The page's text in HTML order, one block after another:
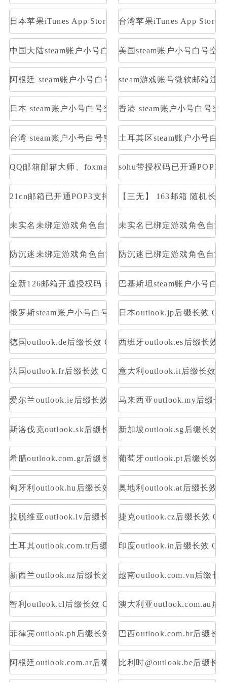
日本苹果iTunes App Store礼品卡1000日元
台湾苹果iTunes App Store
中国大陆steam账户小号白号空号方舟美国steam账户小号白号空
阿根廷 steam账户小号白号空号方舟steam游戏账号微软邮箱注
日本 steam账户小号白号空号方舟香港 steam账户小号白号空
台湾 steam账户小号白号空号方舟土耳其区steam账户小号白
QQ邮箱邮箱大师、foxmail等登陆,不是网页登陆，是授
sohu带授权码已开通POP3
21cn邮箱已开通POP3支持邮箱大师直登/支持网页登/
【三无】 163邮箱 随机长
未实名未绑定游戏角色自测部分存在角色未实名已绑定游戏角色自测
防沉迷未绑定游戏角色自测部分存在角色防沉迷已绑定游戏角色自测
全新126邮箱开通授权码 已开通Pop3，imap 格式：账
巴基斯坦steam账户小号白
俄罗斯steam账户小号白号空号方舟日本outlook.jp后缀长效
德国outlook.de后缀长效 OAuth2令牌号 支持imap pop
西班牙outlook.es后缀长效
法国outlook.fr后缀长效 OAuth2令牌号 支持imap pop
意大利outlook.it后缀长效
爱尔兰outlook.ie后缀长效 OAuth2令牌号 支持imap pop
马来西亚outlook.my后缀长
斯洛伐克outlook.sk后缀长效 OAuth2令牌号 支持imap
新加坡outlook.sg后缀长效
希腊outlook.com.gr后缀长效 OAuth2令牌号 支持imap
葡萄牙outlook.pt后缀长效
匈牙利outlook.hu后缀长效 OAuth2令牌号 支持imap pop
奥地利outlook.at后缀长效
拉脱维亚outlook.lv后缀长效 OAuth2令牌号 支持imap
捷克outlook.cz后缀长效
土耳其outlook.com.tr后缀长效 OAuth2令牌号 支持imap
印度outlook.in后缀长效
新西兰outlook.nz后缀长效 OAuth2令牌号 支持imap pop
越南outlook.com.vn后缀长
智利outlook.cl后缀长效 OAuth2令牌号 支持imap pop
澳大利亚outlook.com.au后
菲律宾outlook.ph后缀长效 OAuth2令牌号 支持imap pop
巴西outlook.com.br后缀长
阿根廷outlook.com.ar后缀长效 OAuth2令牌号 支持imap
比利时@outlook.be后缀长